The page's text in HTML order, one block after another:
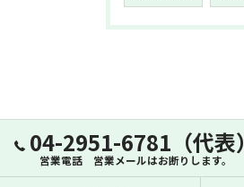
04-2951-6781（代表）
営業電話 営業メールはお断りします。